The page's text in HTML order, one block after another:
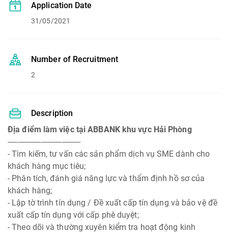
Application Date
31/05/2021
Number of Recruitment
2
Description
Địa điểm làm việc tại ABBANK khu vực Hải Phòng
-----------------------------------
- Tìm kiếm, tư vấn các sản phẩm dịch vụ SME dành cho
khách hàng mục tiêu;
- Phân tích, đánh giá năng lực và thẩm định hồ sơ của
khách hàng;
- Lập tờ trình tín dụng / Đề xuất cấp tín dụng và bảo vệ đề
xuất cấp tín dụng với cấp phê duyệt;
- Theo dõi và thường xuyên kiểm tra hoạt động kinh